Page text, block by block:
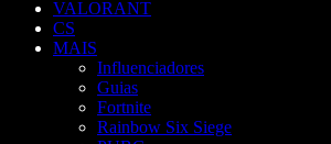
VALORANT
CS
MAIS
Influenciadores
Guias
Fortnite
Rainbow Six Siege